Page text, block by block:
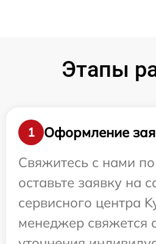
Этапы
1
Оформление
Свяжитесь с нами
оставьте заявку на
сервисного центра
менеджер свяжется